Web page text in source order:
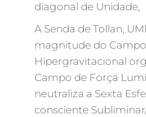
diagonal de Unidade,
A Senda de Tollan,
magnitude do Campo
Hipergravitacional
Campo de Força
neutraliza a Sexta
consciente